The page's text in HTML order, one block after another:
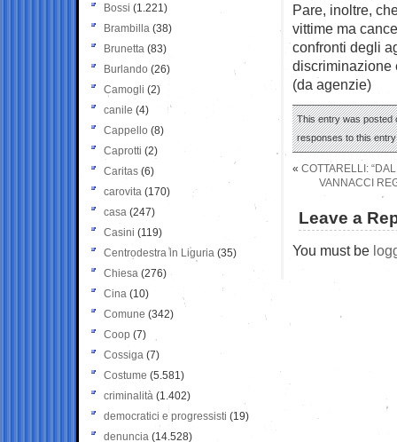
Pare, inoltre,
vittime ma
confronti degli
discriminazione
(da agenzie)
This entry was posted
responses to this
« COTTARELLI:
VANNACCI
Leave a
You must be
Bossi (1.221)
Brambilla (38)
Brunetta (83)
Burlando (26)
Camogli (2)
canile (4)
Cappello (8)
Caprotti (2)
Caritas (6)
carovita (170)
casa (247)
Casini (119)
Centrodestra in Liguria (35)
Chiesa (276)
Cina (10)
Comune (342)
Coop (7)
Cossiga (7)
Costume (5.581)
criminalità (1.402)
democratici e progressisti (19)
denuncia (14.528)